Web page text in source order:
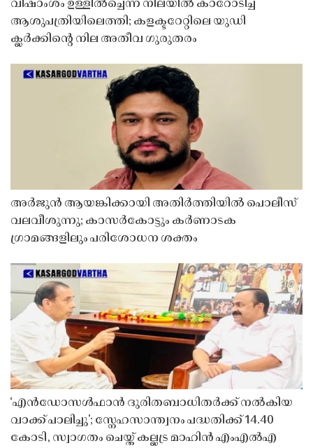
വിഷാംശം ഉള്ളിൽച്ചെന്ന നിലയിൽ കാറോടിച്ച്
ആശുപത്രിയിലെത്തി; കളക്ടറേറ്റിലെ യുഡി
ക്ലർക്കിൻ്റെ നില അതീവ ഗുരുതരം
അർജുൻ ആയങ്കിക്കായി അതിർത്തിയിൽ പൊലീസ്
വലവീശുന്നു; കാസർകോട്ടും കർണാടക
ഗ്രാമങ്ങളിലും പരിശോധന ശക്തം
‘എൻഡോസൾഫാൻ ദുരിതബാധിതർക്ക് നൽകിയ
വാക്ക് പാലിച്ചു’; സ്നേഹസാന്ത്വനം പദ്ധതിക്ക് 14.40
കോടി, സ്വാഗതം ചെയ്ത് കല്ലട്ര മാഹിൻ എംഎൽഎ